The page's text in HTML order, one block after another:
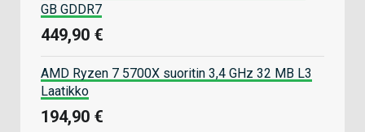
GB GDDR7
449,90 €
AMD Ryzen 7 5700X suoritin 3,4 GHz 32 MB L3
Laatikko
194,90 €